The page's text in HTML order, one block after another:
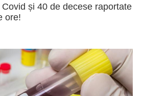
și 40 de decese raportate
ore!